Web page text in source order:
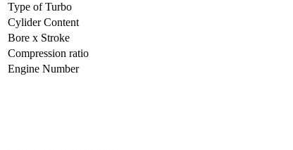
Type of Turbo
Cylider Content
Bore x Stroke
Compression ratio
Engine Number